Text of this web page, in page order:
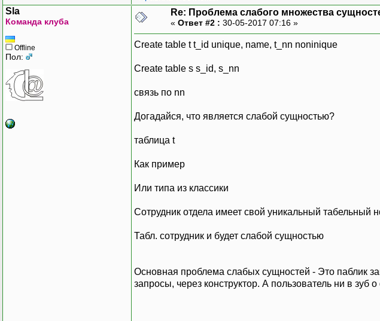
Sla
Команда клуба
Offline
Пол:
Re: Проблема слабого множества
« Ответ #2 : 30-05-2017 07:16 »
Create table t t_id unique, name, t_nn noninique
Create table s s_id, s_nn
связь по nn
Догадайся, что является слабой сущностью?
таблица t
Как пример
Или типа из классики
Сотрудник отдела имеет свой уникальный табельный
Табл. сотрудник и будет слабой сущностью
Основная проблема слабых сущностей - Это паблик
запросы, через конструктор. А пользователь ни в зуб о